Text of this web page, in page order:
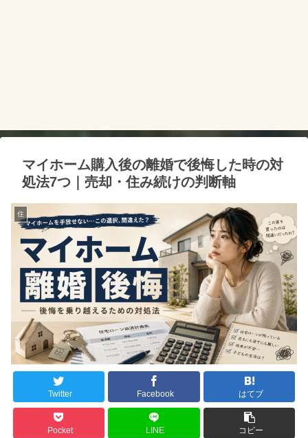
マイホーム購入後の離婚で後悔した時の対
処法7つ｜売却・住み続けの判断軸
住
Twitter Facebook はてブ
Pocket LINE コピー